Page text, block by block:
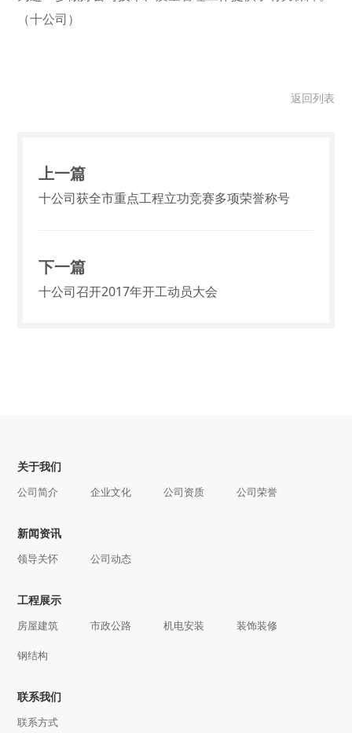
（十公司）
返回列表
上一篇
十公司获全市重点工程立功竞赛多项荣誉称号
下一篇
十公司召开2017年开工动员大会
关于我们
公司简介 企业文化 公司资质 公司荣誉
新闻资讯
领导关怀 公司动态
工程展示
房屋建筑 市政公路 机电安装 装饰装修
钢结构
联系我们
联系方式